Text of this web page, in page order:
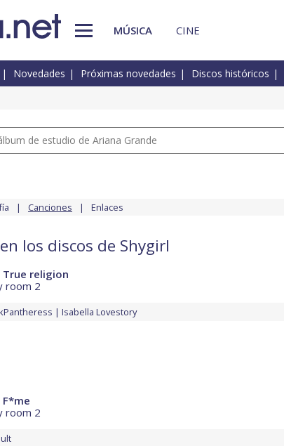
MÚSICA CINE
Novedades Próximas novedades Discos históricos
de estudio de Ariana Grande
Canciones Enlaces
los discos de Shygirl
True religion
room 2
Isabella Lovestory
F*me
room 2